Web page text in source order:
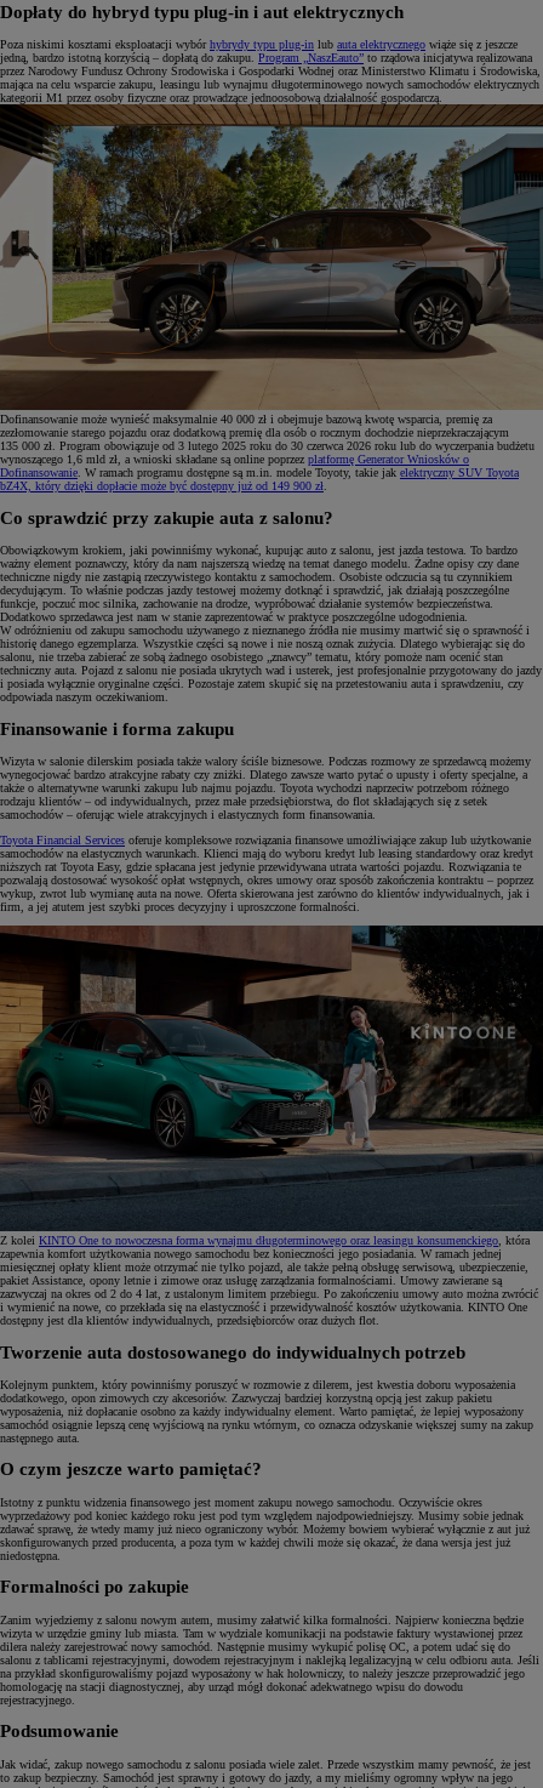
Dopłaty do hybryd typu plug-in i aut elektrycznych
Poza niskimi kosztami eksploatacji wybórhybrydy typu plug-in lub auta elektrycznego wiąże się z jeszcze
jedną, bardzo istotną korzyścią – dopłatą do zakupu. Program „NaszEauto” to rządowa inicjatywa realizowana
przez Narodowy Fundusz Ochrony Środowiska i Gospodarki Wodnej oraz Ministerstwo Klimatu i Środowiska,
mająca na celu wsparcie zakupu, leasingu lub wynajmu długoterminowego nowych samochodów elektrycznych
kategorii M1 przez osoby fizyczne oraz prowadzące jednoosobową działalność gospodarczą.
Dofinansowanie może wynieść maksymalnie 40 000 zł i obejmuje bazową kwotę wsparcia, premię za
zezłomowanie starego pojazdu oraz dodatkową premię dla osób o rocznym dochodzie nieprzekraczającym
135 000 zł. Program obowiązuje od 3 lutego 2025 roku do 30 czerwca 2026 roku lub do wyczerpania budżetu
wynoszącego 1,6 mld zł, a wnioski składane są online poprzez platformę Generator Wniosków o
Dofinansowanie. W ramach programu dostępne są m.in. modele Toyoty, takie jak elektryczny SUV Toyota
bZ4X, który dzięki dopłacie może być dostępny już od 149 900 zł.
Co sprawdzić przy zakupie auta z salonu?
Obowiązkowym krokiem, jaki powinniśmy wykonać, kupując auto z salonu, jest jazda testowa. To bardzo
ważny element poznawczy, który da nam najszerszą wiedzę na temat danego modelu. Żadne opisy czy dane
techniczne nigdy nie zastąpią rzeczywistego kontaktu z samochodem. Osobiste odczucia są tu czynnikiem
decydującym. To właśnie podczas jazdy testowej możemy dotknąć i sprawdzić, jak działają poszczególne
funkcje, poczuć moc silnika, zachowanie na drodze, wypróbować działanie systemów bezpieczeństwa.
Dodatkowo sprzedawca jest nam w stanie zaprezentować w praktyce poszczególne udogodnienia.
W odróżnieniu od zakupu samochodu używanego z nieznanego źródła nie musimy martwić się o sprawność i
historię danego egzemplarza. Wszystkie części są nowe i nie noszą oznak zużycia. Dlatego wybierając się do
salonu, nie trzeba zabierać ze sobą żadnego osobistego „znawcy” tematu, który pomoże nam ocenić stan
techniczny auta. Pojazd z salonu nie posiada ukrytych wad i usterek, jest profesjonalnie przygotowany do jazdy
i posiada wyłącznie oryginalne części. Pozostaje zatem skupić się na przetestowaniu auta i sprawdzeniu, czy
odpowiada naszym oczekiwaniom.
Finansowanie i forma zakupu
Wizyta w salonie dilerskim posiada także walory ściśle biznesowe. Podczas rozmowy ze sprzedawcą możemy
wynegocjować bardzo atrakcyjne rabaty czy zniżki. Dlatego zawsze warto pytać o upusty i oferty specjalne, a
także o alternatywne warunki zakupu lub najmu pojazdu. Toyota wychodzi naprzeciw potrzebom różnego
rodzaju klientów – od indywidualnych, przez małe przedsiębiorstwa, do flot składających się z setek
samochodów – oferując wiele atrakcyjnych i elastycznych form finansowania.
Toyota Financial Services oferuje kompleksowe rozwiązania finansowe umożliwiające zakup lub użytkowanie
samochodów na elastycznych warunkach. Klienci mają do wyboru kredyt lub leasing standardowy oraz kredyt
niższych rat Toyota Easy, gdzie spłacana jest jedynie przewidywana utrata wartości pojazdu. Rozwiązania te
pozwalają dostosować wysokość opłat wstępnych, okres umowy oraz sposób zakończenia kontraktu – poprzez
wykup, zwrot lub wymianę auta na nowe. Oferta skierowana jest zarówno do klientów indywidualnych, jak i
firm, a jej atutem jest szybki proces decyzyjny i uproszczone formalności.
Z kolei KINTO One to nowoczesna forma wynajmu długoterminowego oraz leasingu konsumenckiego , która
zapewnia komfort użytkowania nowego samochodu bez konieczności jego posiadania. W ramach jednej
miesięcznej opłaty klient może otrzymać nie tylko pojazd, ale także pełną obsługę serwisową, ubezpieczenie,
pakiet Assistance, opony letnie i zimowe oraz usługę zarządzania formalnościami. Umowy zawierane są
zazwyczaj na okres od 2 do 4 lat, z ustalonym limitem przebiegu. Po zakończeniu umowy auto można zwrócić
i wymienić na nowe, co przekłada się na elastyczność i przewidywalność kosztów użytkowania. KINTO One
dostępny jest dla klientów indywidualnych, przedsiębiorców oraz dużych flot.
Tworzenie auta dostosowanego do indywidualnych potrzeb
Kolejnym punktem, który powinniśmy poruszyć w rozmowie z dilerem, jest kwestia doboru wyposażenia
dodatkowego, opon zimowych czy akcesoriów. Zazwyczaj bardziej korzystną opcją jest zakup pakietu
wyposażenia, niż dopłacanie osobno za każdy indywidualny element. Warto pamiętać, że lepiej wyposażony
samochód osiągnie lepszą cenę wyjściową na rynku wtórnym, co oznacza odzyskanie większej sumy na zakup
następnego auta.
O czym jeszcze warto pamiętać?
Istotny z punktu widzenia finansowego jest moment zakupu nowego samochodu. Oczywiście okres
wyprzedażowy pod koniec każdego roku jest pod tym względem najodpowiedniejszy. Musimy sobie jednak
zdawać sprawę, że wtedy mamy już nieco ograniczony wybór. Możemy bowiem wybierać wyłącznie z aut już
skonfigurowanych przed producenta, a poza tym w każdej chwili może się okazać, że dana wersja jest już
niedostępna.
Formalności po zakupie
Zanim wyjedziemy z salonu nowym autem, musimy załatwić kilka formalności. Najpierw konieczna będzie
wizyta w urzędzie gminy lub miasta. Tam w wydziale komunikacji na podstawie faktury wystawionej przez
dilera należy zarejestrować nowy samochód. Następnie musimy wykupić polisę OC, a potem udać się do
salonu z tablicami rejestracyjnymi, dowodem rejestracyjnym i naklejką legalizacyjną w celu odbioru auta. Jeśli
na przykład skonfigurowaliśmy pojazd wyposażony w hak holowniczy, to należy jeszcze przeprowadzić jego
homologację na stacji diagnostycznej, aby urząd mógł dokonać adekwatnego wpisu do dowodu
rejestracyjnego.
Podsumowanie
Jak widać, zakup nowego samochodu z salonu posiada wiele zalet. Przede wszystkim mamy pewność, że jest
to zakup bezpieczny. Samochód jest sprawny i gotowy do jazdy, a my mieliśmy ogromny wpływ na jego